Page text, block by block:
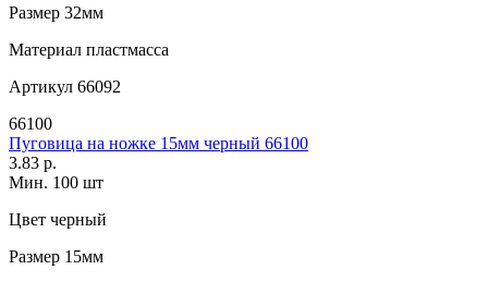
Размер 32мм
Материал пластмасса
Артикул 66092
66100
Пуговица на ножке 15мм черный 66100
3.83 р.
Мин. 100 шт
Цвет черный
Размер 15мм